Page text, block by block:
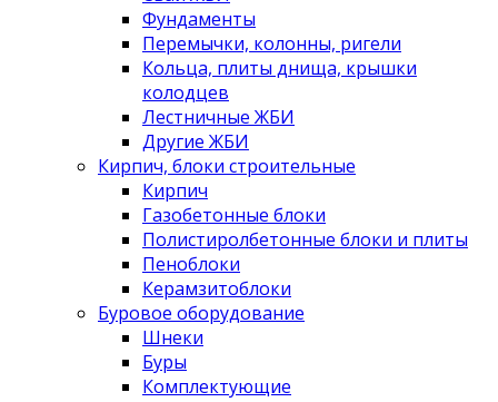
Фундаменты
Перемычки, колонны, ригели
Кольца, плиты днища, крышки
колодцев
Лестничные ЖБИ
Другие ЖБИ
Кирпич, блоки строительные
Кирпич
Газобетонные блоки
Полистиролбетонные блоки и плиты
Пеноблоки
Керамзитоблоки
Буровое оборудование
Шнеки
Буры
Комплектующие